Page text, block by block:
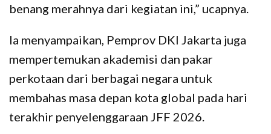
benang merahnya dari kegiatan ini,” ucapnya.
Ia menyampaikan, Pemprov DKI Jakarta juga
mempertemukan akademisi dan pakar
perkotaan dari berbagai negara untuk
membahas masa depan kota global pada hari
terakhir penyelenggaraan JFF 2026.